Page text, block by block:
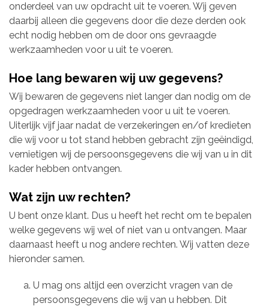
onderdeel van uw opdracht uit te voeren. Wij geven
daarbij alleen die gegevens door die deze derden ook
echt nodig hebben om de door ons gevraagde
werkzaamheden voor u uit te voeren.
Hoe lang bewaren wij uw gegevens?
Wij bewaren de gegevens niet langer dan nodig om de
opgedragen werkzaamheden voor u uit te voeren.
Uiterlijk vijf jaar nadat de verzekeringen en/of kredieten
die wij voor u tot stand hebben gebracht zijn geëindigd,
vernietigen wij de persoonsgegevens die wij van u in dit
kader hebben ontvangen.
Wat zijn uw rechten?
U bent onze klant. Dus u heeft het recht om te bepalen
welke gegevens wij wel of niet van u ontvangen. Maar
daarnaast heeft u nog andere rechten. Wij vatten deze
hieronder samen.
U mag ons altijd een overzicht vragen van de
persoonsgegevens die wij van u hebben. Dit